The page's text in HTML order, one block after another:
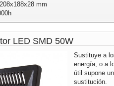
mm
LED SMD 50W
Sustituye a
energía, o a
útil supone
sustitución.